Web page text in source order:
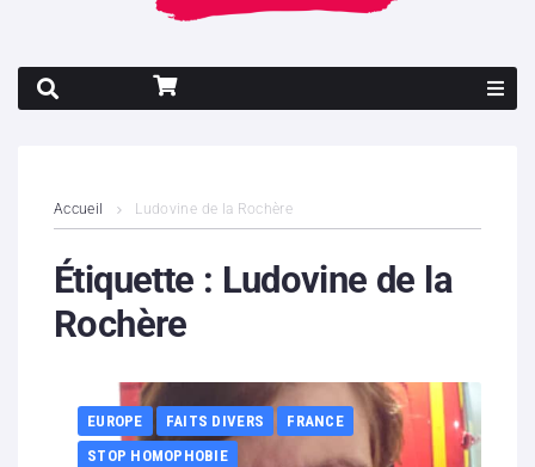
Contenus litigieux
Nous soutenir
Partenaires
Accueil Ludovine de la Rochère
Étiquette : Ludovine de la
Rochère
EUROPE FAITS DIVERS
FRANCE
STOP HOMOPHOBIE